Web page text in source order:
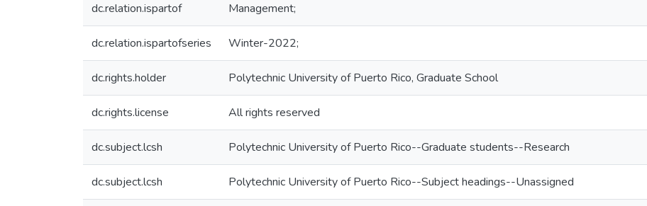
dc.relation.ispartof Management;
dc.relation.ispartofseries Winter-2022;
dc.rights.holder Polytechnic University of Puerto Rico, Graduate School
dc.rights.license All rights reserved
dc.subject.lcsh Polytechnic University of Puerto Rico--Graduate students--Research
dc.subject.lcsh Polytechnic University of Puerto Rico--Subject headings--Unassigned